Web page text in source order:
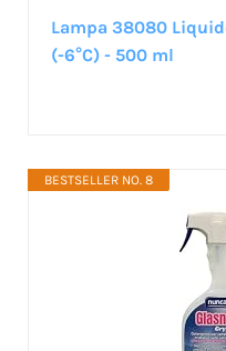
Lampa 38080
(-6°C) - 500 ml
BESTSELLER NO. 8